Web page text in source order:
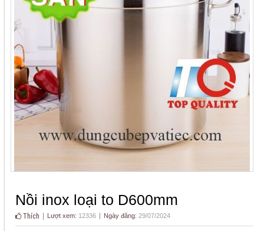
Nồi inox loại to D600mm
Thích Lượt xem: 12336 Ngày đăng: 29/07/2024